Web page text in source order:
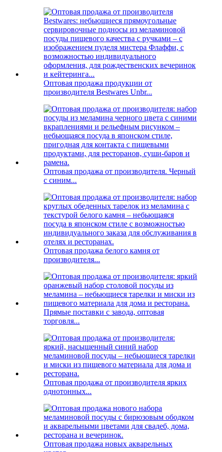
Оптовая продажа продукции от
производителя Bestwares Unbr...
Оптовая продажа от производителя. Черный
с синим...
Оптовая продажа белого камня от
производителя...
Прямые поставки с завода, оптовая
торговля...
Оптовая продажа от производителя ярких
однотонных...
Оптовая продажа новых акварельных